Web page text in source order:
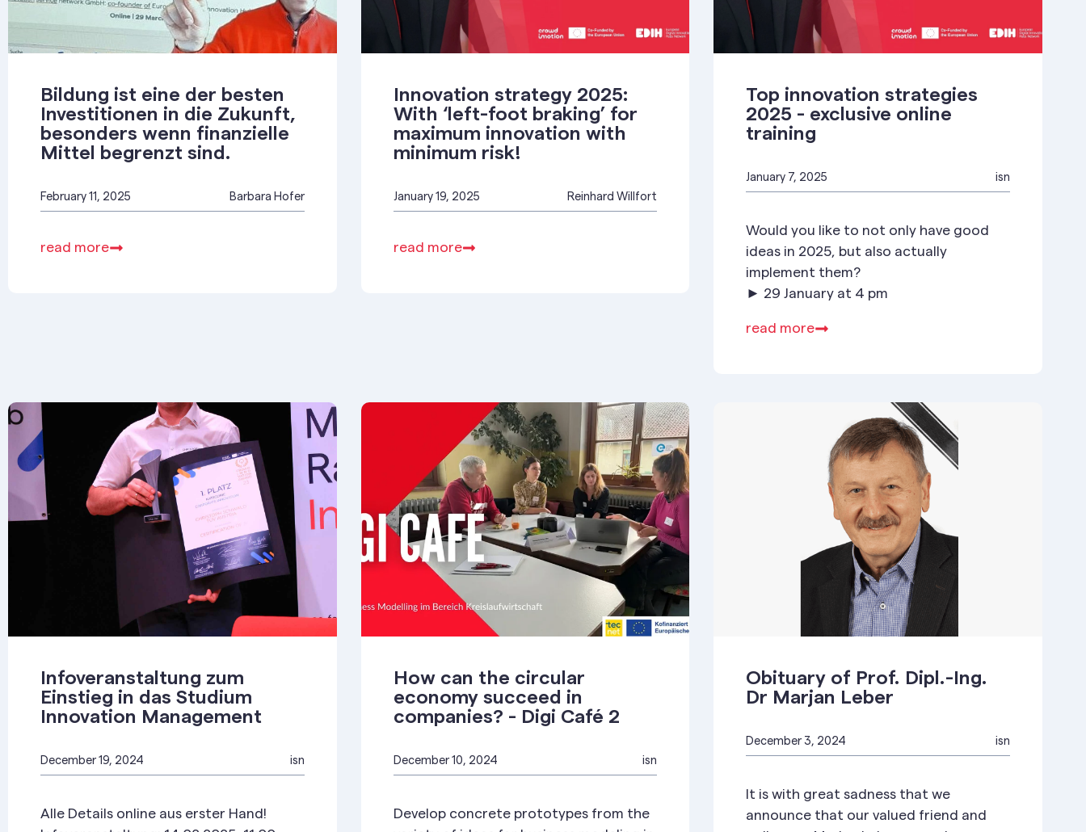
Bildung ist eine der besten
Investitionen in die Zukunft,
besonders wenn finanzielle
Mittel begrenzt sind.
February 11, 2025 Barbara Hofer
read more
Innovation strategy 2025:
With ‘left-foot braking’ for
maximum innovation with
minimum risk!
January 19, 2025 Reinhard Willfort
read more
Top innovation strategies
2025 - exclusive online
training
January 7, 2025 isn
Would you like to not only have good
ideas in 2025, but also actually
implement them?
► 29 January at 4 pm
read more
Infoveranstaltung zum
Einstieg in das Studium
Innovation Management
December 19, 2024 isn
Alle Details online aus erster Hand!
How can the circular
economy succeed in
companies? - Digi Café 2
December 10, 2024 isn
Develop concrete prototypes from the
Obituary of Prof. Dipl.-Ing.
Dr Marjan Leber
December 3, 2024 isn
It is with great sadness that we
announce that our valued friend and